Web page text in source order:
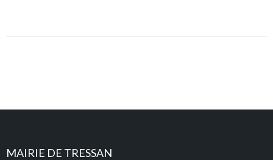
MAIRIE DE TRESSAN